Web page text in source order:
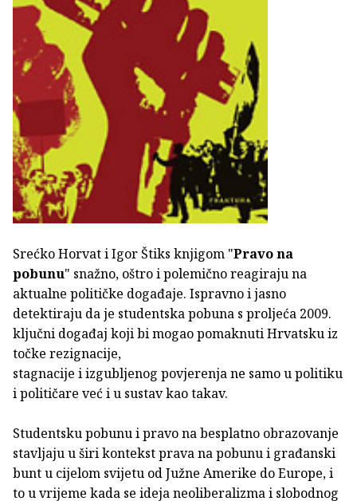
Srećko Horvat i Igor Štiks knjigom "Pravo na
pobunu" snažno, oštro i polemično reagiraju na
aktualne političke događaje. Ispravno i jasno
detektiraju da je studentska pobuna s proljeća 2009.
ključni događaj koji bi mogao pomaknuti Hrvatsku iz
točke rezignacije,
stagnacije i izgubljenog povjerenja ne samo u politiku
i političare već i u sustav kao takav.
Studentsku pobunu i pravo na besplatno obrazovanje
stavljaju u širi kontekst prava na pobunu i građanski
bunt u cijelom svijetu od Južne Amerike do Europe, i
to u vrijeme kada se ideja neoliberalizma i slobodnog